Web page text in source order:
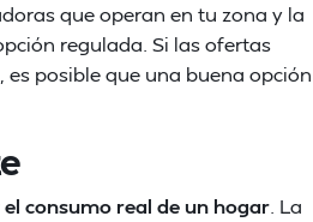
que operan en tu zona y la
regulada. Si las ofertas
posible que una buena opción
consumo real de un hogar . La